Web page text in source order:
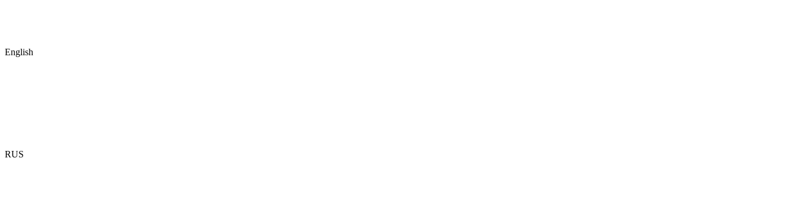
English
RUS